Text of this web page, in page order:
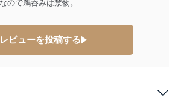
状態を維持します。
び当社の個人情報保護マネジメントシ
対応させていただきます。
ので鵜呑みは禁物。
レビューを投稿する